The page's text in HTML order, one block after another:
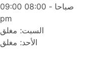
09:00 صباحا - 08:00
pm
السبت: مغلق
الأحد: مغلق